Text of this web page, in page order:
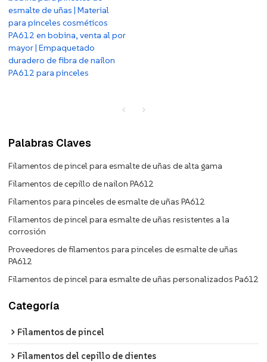
esmalte de uñas | Material
para pinceles cosméticos
PA612 en bobina, venta al por
mayor | Empaquetado
duradero de fibra de nailon
PA612 para pinceles
Palabras Claves
Filamentos de pincel para esmalte de uñas de alta gama
Filamentos de cepillo de nailon PA612
Filamentos para pinceles de esmalte de uñas PA612
Filamentos de pincel para esmalte de uñas resistentes a la
corrosión
Proveedores de filamentos para pinceles de esmalte de uñas
PA612
Filamentos de pincel para esmalte de uñas personalizados Pa612
Categoría
Filamentos de pincel
Filamentos del cepillo de dientes